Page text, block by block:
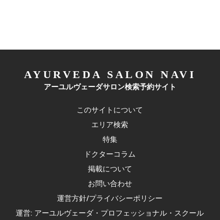
AYURVEDA SALON NAVI
アーユルヴェーダサロン検索予約サイト
このサイトについて
エリア検索
特集
ドクターコラム
掲載について
お問い合わせ
運営方針/プライバシーポリシー
運営: アーユルヴェーダ・プロフェッショナル・スクール